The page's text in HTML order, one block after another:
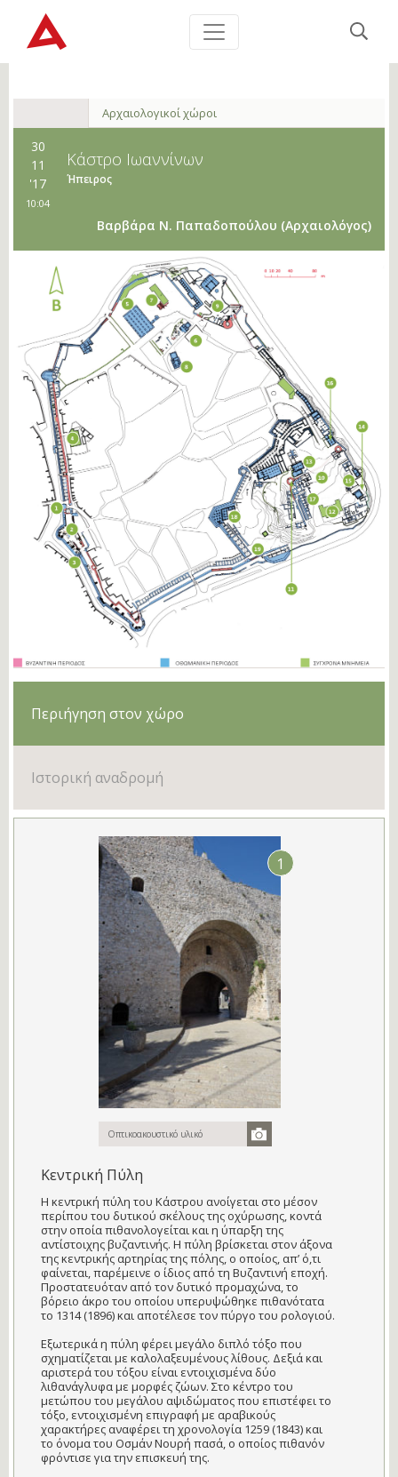
Αρχαιολογικοί χώροι
30
11
'17
10:04
Κάστρο Ιωαννίνων
Ήπειρος
Βαρβάρα Ν. Παπαδοπούλου (Aρχαιολόγος)
Περιήγηση στον χώρο
Ιστορική αναδρομή
1
Οπτικοακουστικό υλικό
Κεντρική Πύλη
Η κεντρική πύλη του Κάστρου ανοίγεται στο μέσον
περίπου του δυτικού σκέλους της οχύρωσης, κοντά
στην οποία πιθανολογείται και η ύπαρξη της
αντίστοιχης βυζαντινής. Η πύλη βρίσκεται στον άξονα
της κεντρικής αρτηρίας της πόλης, ο οποίος, απ’ ό,τι
φαίνεται, παρέμεινε ο ίδιος από τη Βυζαντινή εποχή.
Προστατευόταν από τον δυτικό προμαχώνα, το
βόρειο άκρο του οποίου υπερυψώθηκε πιθανότατα
το 1314 (1896) και αποτέλεσε τον πύργο του ρολογιού.
Εξωτερικά η πύλη φέρει μεγάλο διπλό τόξο που
σχηματίζεται με καλολαξευμένους λίθους. Δεξιά και
αριστερά του τόξου είναι εντοιχισμένα δύο
λιθανάγλυφα με μορφές ζώων. Στο κέντρο του
μετώπου του μεγάλου αψιδώματος που επιστέφει το
τόξο, εντοιχισμένη επιγραφή με αραβικούς
χαρακτήρες αναφέρει τη χρονολογία 1259 (1843) και
το όνομα του Οσμάν Νουρή πασά, ο οποίος πιθανόν
φρόντισε για την επισκευή της.